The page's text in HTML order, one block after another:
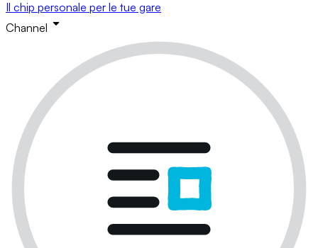
Il chip personale per le tue gare
Channel